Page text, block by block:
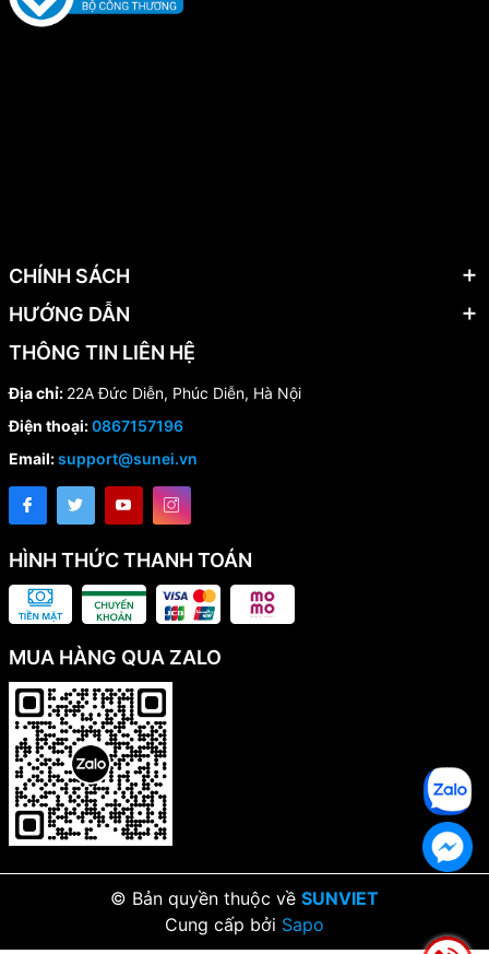
CHÍNH SÁCH
HƯỚNG DẪN
THÔNG TIN LIÊN HỆ
Địa chỉ: 22A Đức Diễn, Phúc Diễn, Hà Nội
Điện thoại:0867157196
Email:support@sunei.vn
HÌNH THỨC THANH TOÁN
MUA HÀNG QUA ZALO
© Bản quyền thuộc về SUNVIET
Cung cấp bởi Sapo